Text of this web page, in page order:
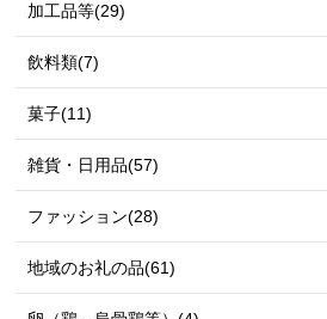
加工品等(29)
飲料類(7)
菓子(11)
雑貨・日用品(57)
ファッション(28)
地域のお礼の品(61)